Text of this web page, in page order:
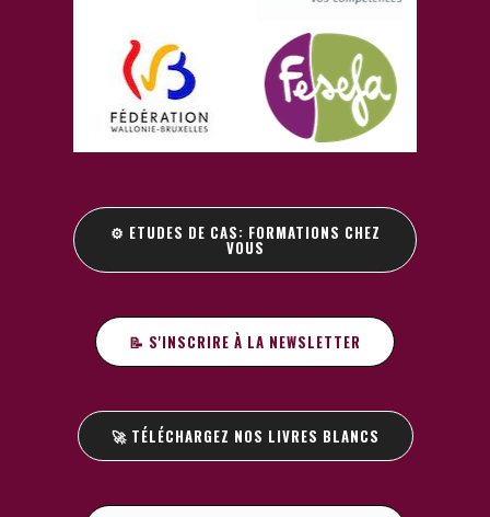
⚙️ ETUDES DE CAS: FORMATIONS CHEZ
VOUS
📝 S'INSCRIRE À LA NEWSLETTER
🚀 TÉLÉCHARGEZ NOS LIVRES BLANCS